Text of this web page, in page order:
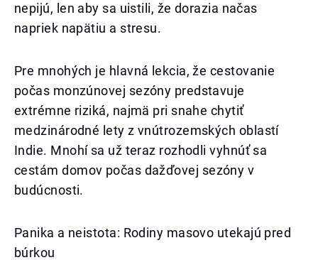
nepijú, len aby sa uistili, že dorazia načas
napriek napätiu a stresu.
Pre mnohých je hlavná lekcia, že cestovanie
počas monzúnovej sezóny predstavuje
extrémne riziká, najmä pri snahe chytiť
medzinárodné lety z vnútrozemských oblastí
Indie. Mnohí sa už teraz rozhodli vyhnúť sa
cestám domov počas dažďovej sezóny v
budúcnosti.
Panika a neistota: Rodiny masovo utekajú pred
búrkou